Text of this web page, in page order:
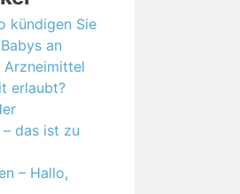
kündigen Sie
an
Arzneimittel
erlaubt?
das ist zu
– Hallo,